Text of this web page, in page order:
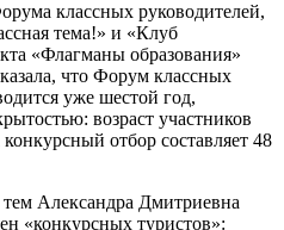
классных руководителей,
тема!» и «Клуб
«Флагманы образования»
что Форум классных
уже шестой год,
возраст участников
отбор составляет 48
Александра Дмитриевна
«конкурсных туристов»: